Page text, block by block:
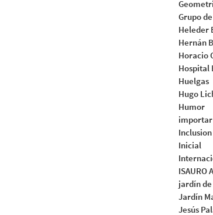
Grupo
Heleder
Hernán
Horacio
Hospital
Huelgas
Hugo
Humor
Inclusion
Inicial
ISAURO
jardín
Jardín
Jesús